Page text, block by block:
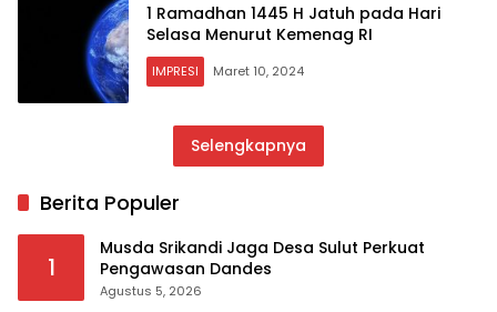
1 Ramadhan 1445 H Jatuh pada Hari
Selasa Menurut Kemenag RI
IMPRESI Maret 10, 2024
Selengkapnya
Berita Populer
1
Musda Srikandi Jaga Desa Sulut Perkuat
Pengawasan Dandes
Agustus 5, 2026